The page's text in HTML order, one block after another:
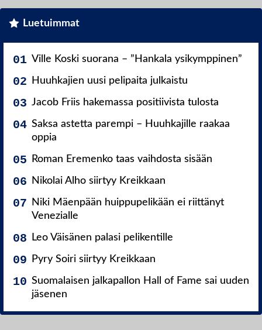
Luetuimmat
Ville Koski suorana – ”Hankala ysikymppinen”
Huuhkajien uusi pelipaita julkaistu
Jacob Friis hakemassa positiivista tulosta
Saksa astetta parempi – Huuhkajille raakaa
oppia
Roman Eremenko taas vaihdosta sisään
Nikolai Alho siirtyy Kreikkaan
Niki Mäenpään huippupelikään ei riittänyt
Venezialle
Leo Väisänen palasi pelikentille
Pyry Soiri siirtyy Kreikkaan
Suomalaisen jalkapallon Hall of Fame sai uuden
jäsenen